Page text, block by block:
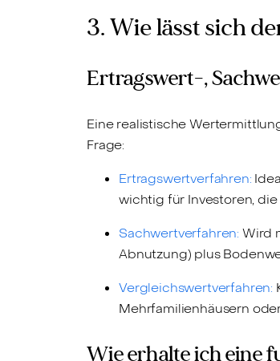
3. Wie lässt sich
Ertragswert-,
Eine realistische
Frage:
Ertragswertverfahren:
wichtig für Investoren,
Sachwertverfahren: Wird
Abnutzung) plus
Vergleichswertverfahren:
Mehrfamilienhäusern
Wie erhalte ich eine